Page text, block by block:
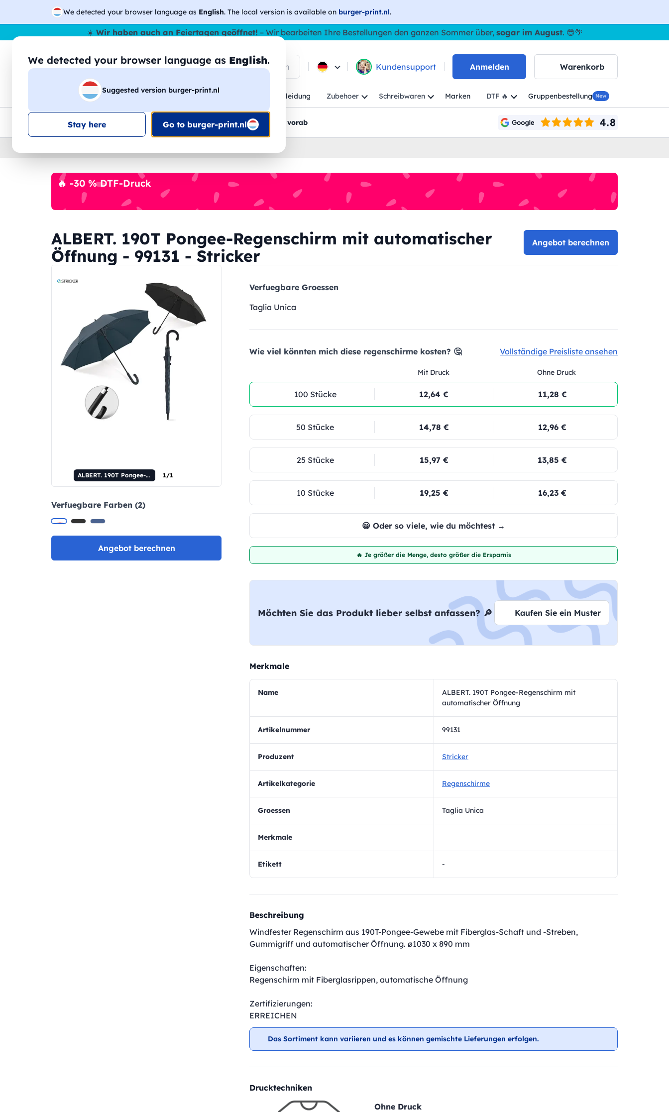
We detected your browser language as English. The local version is available on burger-print.nl.
We detected your browser language as English.
Suggested version burger-print.nl
Stay here Go to burger-print.nl
☀️ Wir haben auch an Feiertagen geöffnet! – Wir bearbeiten Ihre Bestellungen den ganzen Sommer über, sogar im August. 😎🌴
🔎 Suche in den Produkten Kundensupport Anmelden Warenkorb
Sweatshirts Mann Frau Arbeitskleidung Zubehoer Schreibwaren Marken DTF 🔥 Gruppenbestellung New
EU-weite Lieferung Mengenrabatt KundensupportGrafikentwürfe vorab
🔥 -30 % DTF-Druck
ALBERT. 190T Pongee-Regenschirm mit automatischer
Öffnung - 99131 - Stricker
Angebot berechnen
ALBERT. 190T Pongee-Regenschirm mit automatischer Öffnung 1/1
Verfuegbare Farben (2)
Angebot berechnen
Verfuegbare Groessen
Taglia Unica
Wie viel könnten mich diese regenschirme kosten? 🤔 Vollständige Preisliste ansehen
Mit Druck Ohne Druck
100 Stücke 12,64 € 11,28 €
50 Stücke 14,78 € 12,96 €
25 Stücke 15,97 € 13,85 €
10 Stücke 19,25 € 16,23 €
😀 Oder so viele, wie du möchtest →
🔥 Je größer die Menge, desto größer die Ersparnis
Möchten Sie das Produkt lieber selbst anfassen? 🔎 Kaufen Sie ein Muster
Merkmale
Name
ALBERT. 190T Pongee-Regenschirm mit
automatischer Öffnung
Artikelnummer 99131
Produzent Stricker
Artikelkategorie Regenschirme
Groessen Taglia Unica
Merkmale
Etikett -
Beschreibung
Windfester Regenschirm aus 190T-Pongee-Gewebe mit Fiberglas-Schaft und -Streben,
Gummigriff und automatischer Öffnung. ø1030 x 890 mm
Eigenschaften:
Regenschirm mit Fiberglasrippen, automatische Öffnung
Zertifizierungen:
ERREICHEN
Das Sortiment kann variieren und es können gemischte Lieferungen erfolgen.
Drucktechniken
Ohne Druck